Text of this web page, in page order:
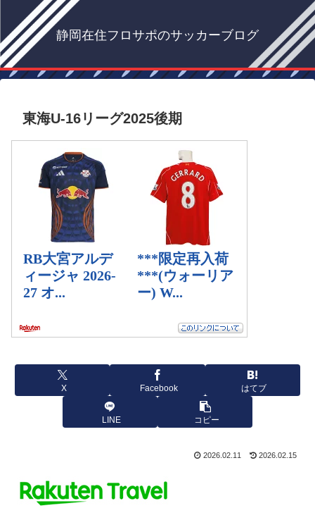
静岡在住フロサポのサッカーブログ
東海U-16リーグ2025後期
X Facebook はてブ
LINE コピー
2026.02.11 2026.02.15